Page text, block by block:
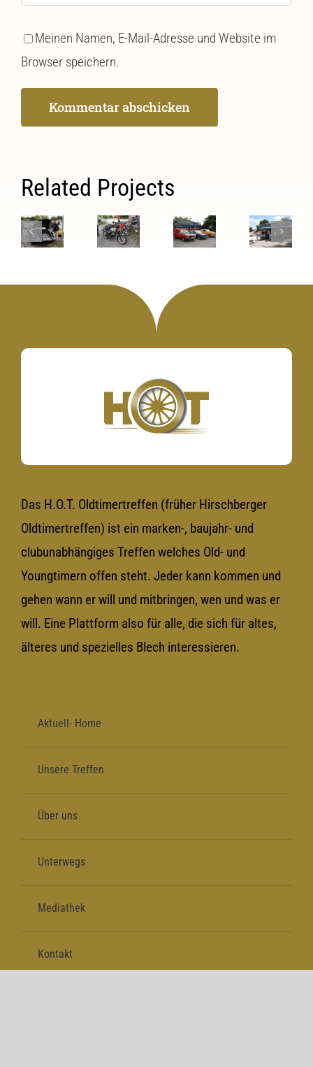
Meinen Namen, E-Mail-Adresse und Website im
Browser speichern.
Related Projects
77.
H.O.T.
76.
H.O.T.
75.
H.O.T.
74.
H.O.T.
Das H.O.T. Oldtimertreffen (früher Hirschberger
Oldtimertreffen) ist ein marken-, baujahr- und
clubunabhängiges Treffen welches Old- und
Youngtimern offen steht. Jeder kann kommen und
gehen wann er will und mitbringen, wen und was er
will. Eine Plattform also für alle, die sich für altes,
älteres und spezielles Blech interessieren.
Aktuell- Home
Unsere Treffen
Über uns
Unterwegs
Mediathek
Kontakt